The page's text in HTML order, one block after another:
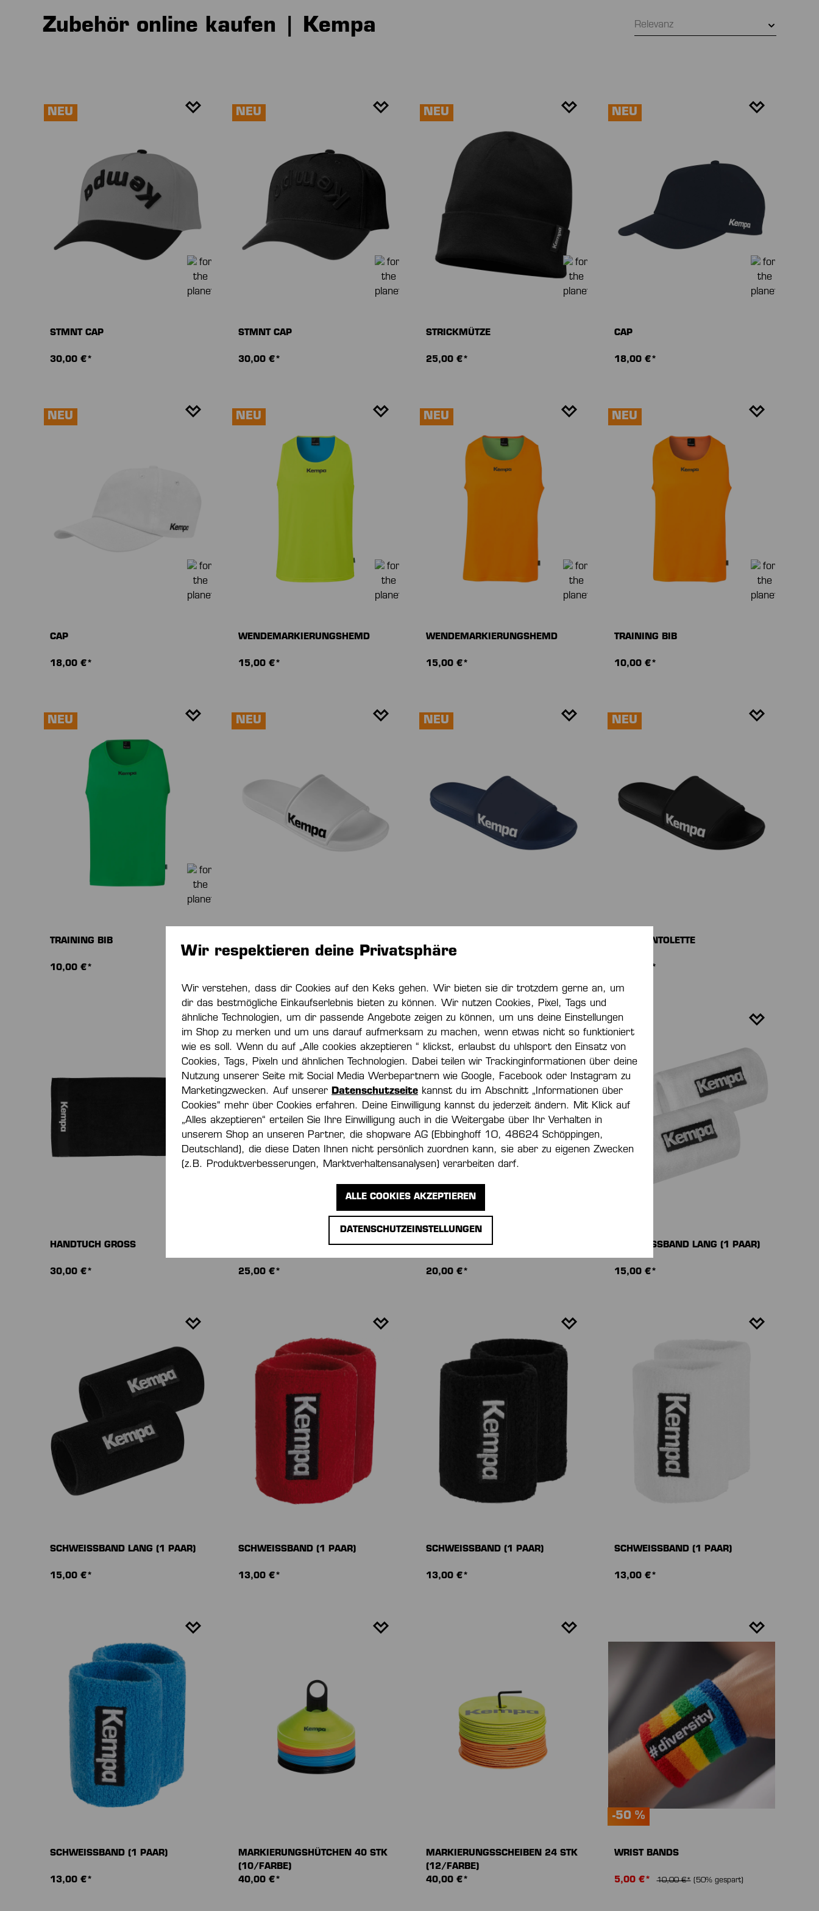
Zubehör online kaufen | Kempa Relevanz
NEU
STMNT CAP
30,00 €*
NEU
STMNT CAP
30,00 €*
NEU
STRICKMÜTZE
25,00 €*
NEU
CAP
18,00 €*
NEU
CAP
18,00 €*
NEU
WENDEMARKIERUNGSHEMD
15,00 €*
NEU
WENDEMARKIERUNGSHEMD
15,00 €*
NEU
TRAINING BIB
10,00 €*
NEU
TRAINING BIB
10,00 €*
NEU NEU NEU
BADEPANTOLETTE
25,00 €*
HANDTUCH GROSS
30,00 €* 25,00 €*
GÜRTELTASCHE
20,00 €*
SCHWEISSBAND LANG (1 PAAR)
15,00 €*
SCHWEISSBAND LANG (1 PAAR)
15,00 €*
SCHWEISSBAND (1 PAAR)
13,00 €*
SCHWEISSBAND (1 PAAR)
13,00 €*
SCHWEISSBAND (1 PAAR)
13,00 €*
SCHWEISSBAND (1 PAAR)
13,00 €*
MARKIERUNGSHÜTCHEN 40 STK
(10/FARBE)
40,00 €*
MARKIERUNGSSCHEIBEN 24 STK
(12/FARBE)
40,00 €*
-50 %
WRIST BANDS
5,00 €* 10,00 €* (50% gespart)
Wir respektieren deine Privatsphäre
Wir verstehen, dass dir Cookies auf den Keks gehen. Wir bieten sie dir trotzdem gerne an, um
dir das bestmögliche Einkaufserlebnis bieten zu können. Wir nutzen Cookies, Pixel, Tags und
ähnliche Technologien, um dir passende Angebote zeigen zu können, um uns deine Einstellungen
im Shop zu merken und um uns darauf aufmerksam zu machen, wenn etwas nicht so funktioniert
wie es soll. Wenn du auf „Alle cookies akzeptieren “ klickst, erlaubst du uhlsport den Einsatz von
Cookies, Tags, Pixeln und ähnlichen Technologien. Dabei teilen wir Trackinginformationen über deine
Nutzung unserer Seite mit Social Media Werbepartnern wie Google, Facebook oder Instagram zu
Marketingzwecken. Auf unserer Datenschutzseite kannst du im Abschnitt „Informationen über
Cookies“ mehr über Cookies erfahren. Deine Einwilligung kannst du jederzeit ändern. Mit Klick auf
„Alles akzeptieren“ erteilen Sie Ihre Einwilligung auch in die Weitergabe über Ihr Verhalten in
unserem Shop an unseren Partner, die shopware AG (Ebbinghoff 10, 48624 Schöppingen,
Deutschland), die diese Daten Ihnen nicht persönlich zuordnen kann, sie aber zu eigenen Zwecken
(z.B. Produktverbesserungen, Marktverhaltensanalysen) verarbeiten darf.
DATENSCHUTZEINSTELLUNGEN
ALLE COOKIES AKZEPTIEREN